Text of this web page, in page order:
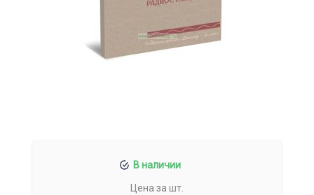
В наличии
Цена за шт.